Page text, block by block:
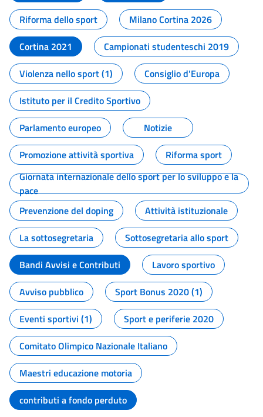
Riforma dello sport
Milano Cortina 2026
Cortina 2021
Campionati studenteschi 2019
Violenza nello sport (1)
Consiglio d'Europa
Istituto per il Credito Sportivo
Parlamento europeo
Notizie
Promozione attività sportiva
Riforma sport
Giornata internazionale dello sport per lo sviluppo e la
pace
Prevenzione del doping
Attività istituzionale
La sottosegretaria
Sottosegretaria allo sport
Bandi Avvisi e Contributi
Lavoro sportivo
Avviso pubblico
Sport Bonus 2020 (1)
Eventi sportivi (1)
Sport e periferie 2020
Comitato Olimpico Nazionale Italiano
Maestri educazione motoria
contributi a fondo perduto